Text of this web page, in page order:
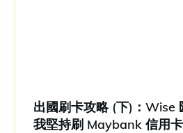
出國刷卡攻略 (下)：Wise
我堅持刷 Maybank 信用卡